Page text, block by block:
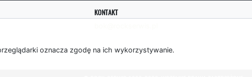
oznacza zgodę na ich wykorzystywanie.
KONTAKT